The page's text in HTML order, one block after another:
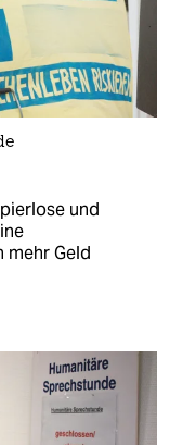
und
mehr Geld